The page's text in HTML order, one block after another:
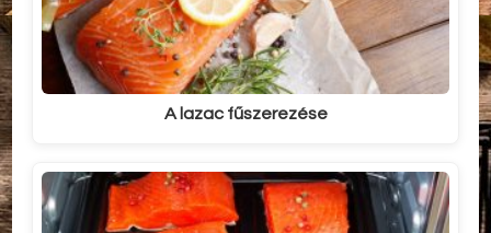
A lazac fűszerezése